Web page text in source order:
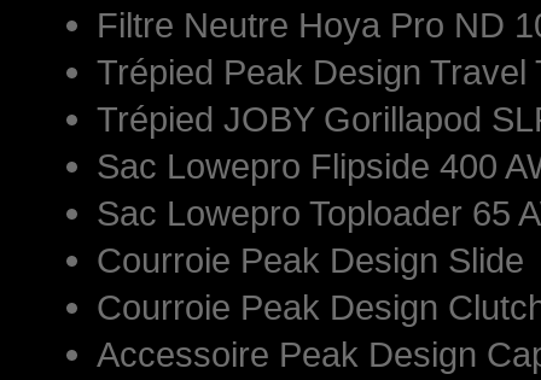
Filtre Neutre Hoya Pro ND
Trépied Peak Design Travel
Trépied JOBY Gorillapod
Sac Lowepro Flipside 400
Sac Lowepro Toploader 65
Courroie Peak Design Slide
Courroie Peak Design
Accessoire Peak Design